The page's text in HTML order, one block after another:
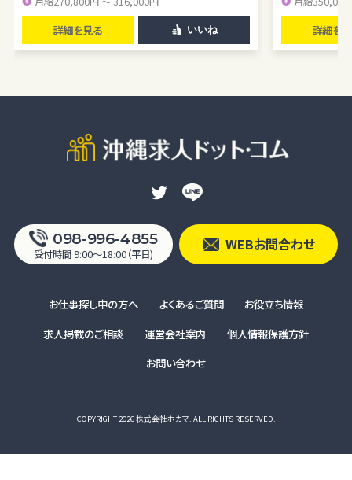
詳細を見る いいね 詳細を
098-996-4855
受付時間 9:00〜18:00（平日)
WEBお問合わせ
お仕事探し中の方へ よくあるご質問
お役立ち情報
求人掲載のご相談
運営会社案内
個人情報保護方針
お問い合わせ
COPYRIGHT 2026 株式会社ホカマ. ALL RIGHTS RESERVED.